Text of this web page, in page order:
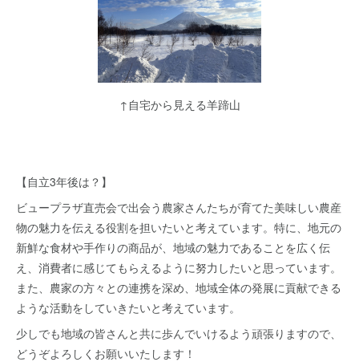
↑自宅から見える羊蹄山
【自立3年後は？】
ビュープラザ直売会で出会う農家さんたちが育てた美味しい農産
物の魅力を伝える役割を担いたいと考えています。特に、地元の
新鮮な食材や手作りの商品が、地域の魅力であることを広く伝
え、消費者に感じてもらえるように努力したいと思っています。
また、農家の方々との連携を深め、地域全体の発展に貢献できる
ような活動をしていきたいと考えています。
少しでも地域の皆さんと共に歩んでいけるよう頑張りますので、
どうぞよろしくお願いいたします！